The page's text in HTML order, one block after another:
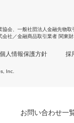
協会 一般社団法人金融先物取
会社／金融商品取引業者 関東
個人情報保護方針 採
Inc.
お問い合わせ一